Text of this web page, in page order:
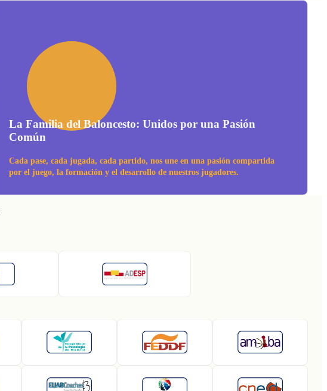
La Familia del Baloncesto: Unidos por una Pasión
Común
Cada pase, cada jugada, cada partido, nos une en una pasión compartida
por el juego, la formación y el desarrollo de nuestros jugadores.